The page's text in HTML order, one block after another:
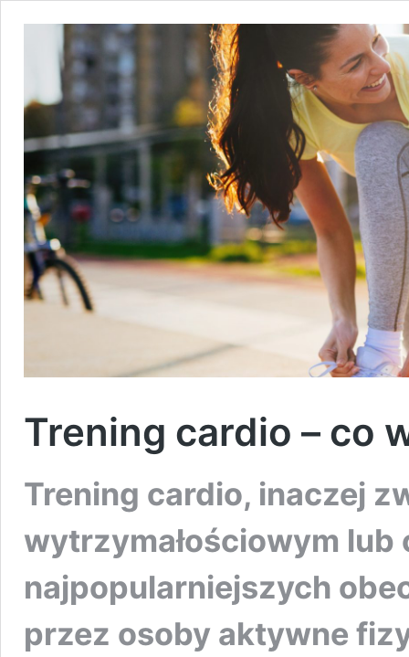
Trening cardio – co
Trening cardio, inaczej
wytrzymałościowym lub
najpopularniejszych
przez osoby aktywne